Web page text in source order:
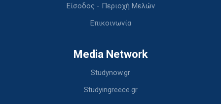
Είσοδος - Περιοχή Μελών
Επικοινωνία
Media Network
Studynow.gr
Studyingreece.gr